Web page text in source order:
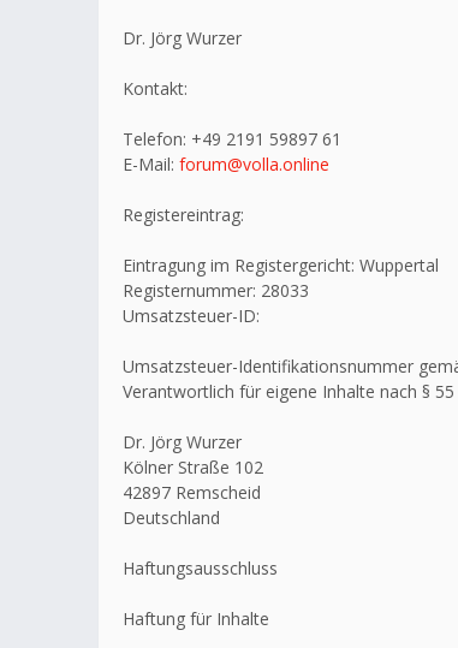
Dr. Jörg Wurzer
Kontakt:
Telefon: +49 2191 59897 61
E-Mail: forum@volla.online
Registereintrag:
Eintragung im Registergericht: Wuppertal
Registernummer: 28033
Umsatzsteuer-ID:
Umsatzsteuer-Identifikationsnummer
Verantwortlich für eigene Inhalte nach § 55
Dr. Jörg Wurzer
Kölner Straße 102
42897 Remscheid
Deutschland
Haftungsausschluss
Haftung für Inhalte